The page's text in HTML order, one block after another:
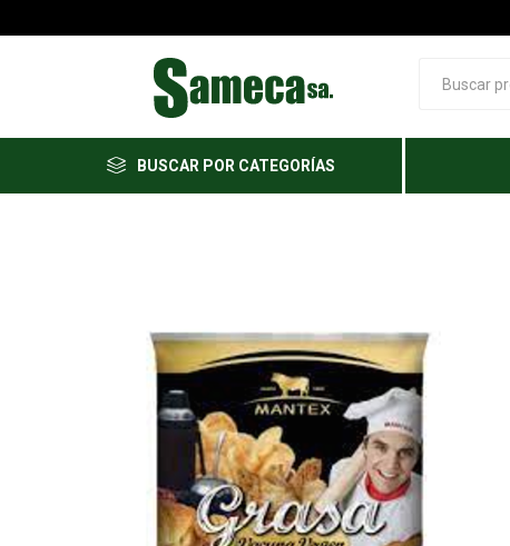
BUSCAR POR CATEGORÍAS